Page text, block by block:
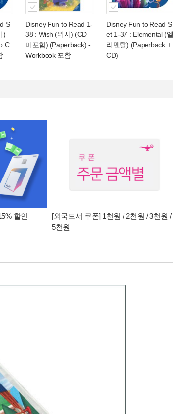
S
)
C
Disney Fun to Read 1-
38 : Wish (위시) (CD
미포함) (Paperback) -
Workbook 포함
Disney Fun to Read S
et 1-37 : Elemental (엘
리멘탈) (Paperback +
CD)
할인
[외국도서 쿠폰] 1천원 / 2천원 / 3천원 /
5천원